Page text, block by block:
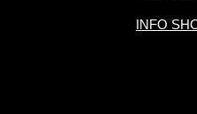
INFO